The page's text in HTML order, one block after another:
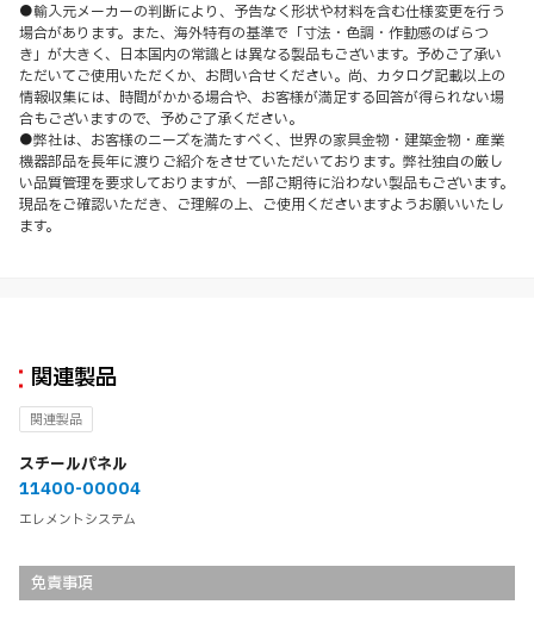
●輸入元メーカーの判断により、予告なく形状や材料を含む仕様変更を行う
場合があります。また、海外特有の基準で「寸法・色調・作動感のばらつ
き」が大きく、日本国内の常識とは異なる製品もございます。予めご了承い
ただいてご使用いただくか、お問い合せください。尚、カタログ記載以上の
情報収集には、時間がかかる場合や、お客様が満足する回答が得られない場
合もございますので、予めご了承ください。
●弊社は、お客様のニーズを満たすべく、世界の家具金物・建築金物・産業
機器部品を長年に渡りご紹介をさせていただいております。弊社独自の厳し
い品質管理を要求しておりますが、一部ご期待に沿わない製品もございます。
現品をご確認いただき、ご理解の上、ご使用くださいますようお願いいたし
ます。
関連製品
関連製品
スチールパネル
11400-00004
エレメントシステム
免責事項